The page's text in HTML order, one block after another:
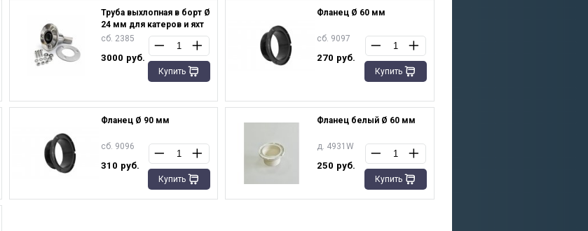
Труба выхлопная в борт Ø
24 мм для катеров и яхт
сб. 2385
3000 руб.
Купить
Фланец Ø 60 мм
сб. 9097
270 руб.
Купить
Фланец Ø 90 мм
сб. 9096
310 руб.
Купить
Фланец белый Ø 60 мм
д. 4931W
250 руб.
Купить